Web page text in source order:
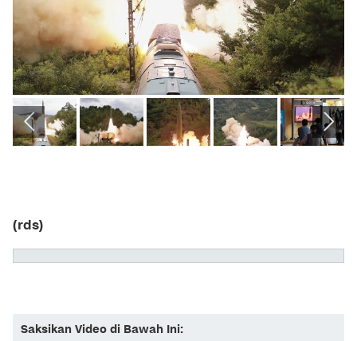
(rds)
Saksikan Video di Bawah Ini: